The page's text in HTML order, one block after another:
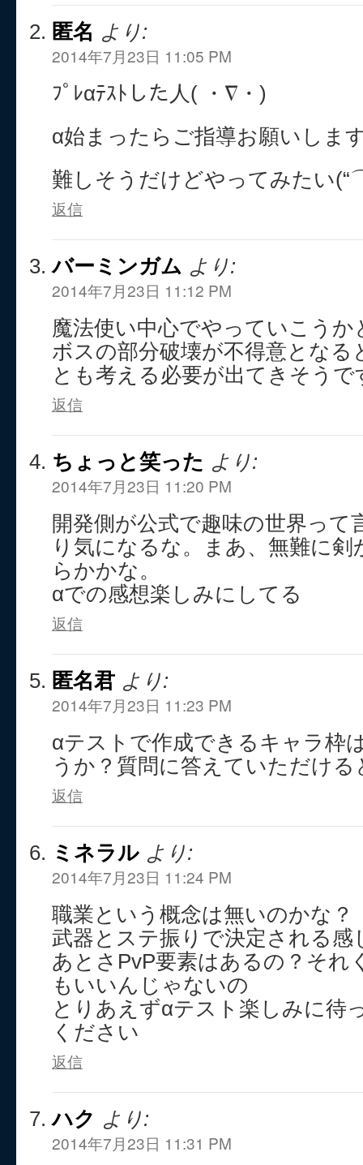
匿名 より:
2014年7月23日 11:05 PM
ﾌﾟﾚαﾃｽﾄした人( ・∇・)
α始まったらご指導お願いしま
難しそうだけどやってみたい
返信
バーミンガム より:
2014年7月23日 11:12 PM
魔法使い中心でやっていこう
ボスの部分破壊が不得意となる
とも考える必要が出てきそう
返信
ちょっと笑った より:
2014年7月23日 11:20 PM
開発側が公式で趣味の世界って
り気になるな。まあ、無難に
らかかな。
αでの感想楽しみにしてる
返信
匿名君 より:
2014年7月23日 11:23 PM
αテストで作成できるキャラ枠
うか？質問に答えていただける
返信
ミネラル より:
2014年7月23日 11:24 PM
職業という概念は無いのかな？
武器とステ振りで決定される感
あとさPvP要素はあるの？それ
もいいんじゃないの
とりあえずαテスト楽しみに待
ください
返信
ハク より:
2014年7月23日 11:31 PM